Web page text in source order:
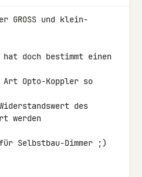
GROSS und klein-
hat doch bestimmt einen
Opto-Koppler so
des
werden
Selbstbau-Dimmer ;)